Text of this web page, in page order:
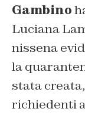
Gambino
Luciana
nissena
la
stata
richiedenti